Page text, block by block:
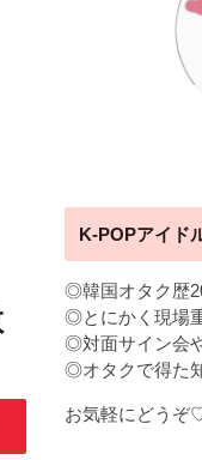
K-POPアイド
◎韓国オタク歴
◎とにかく現場
◎対面サイン会
◎オタクで得た
お気軽にどうぞ